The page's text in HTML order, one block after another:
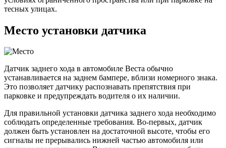
тесных улицах.
Место установки датчика
Датчик заднего хода в автомобиле Веста обычно
устанавливается на заднем бампере, вблизи номерного знака.
Это позволяет датчику распознавать препятствия при
парковке и предупреждать водителя о их наличии.
Для правильной установки датчика заднего хода необходимо
соблюдать определенные требования. Во-первых, датчик
должен быть установлен на достаточной высоте, чтобы его
сигналы не прерывались нижней частью автомобиля или